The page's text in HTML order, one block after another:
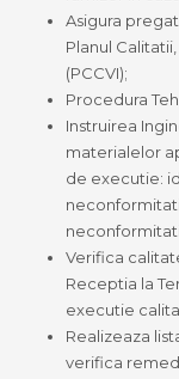
Asigura
Planul
(PCCVI);
Procedura
Instruirea
materialelor
de executie:
Verifica
Receptia la
executie
Realizeaza
verifica